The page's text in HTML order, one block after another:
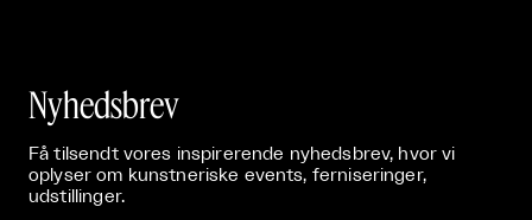
Nyhedsbrev
Få tilsendt vores inspirerende nyhedsbrev, hvor vi
oplyser om kunstneriske events, ferniseringer,
udstillinger.